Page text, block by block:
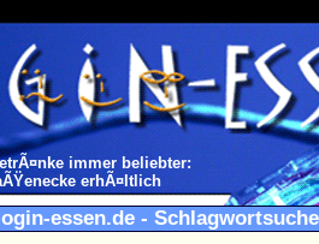
immer beliebter:
erhÃ¤ltlich
essen.de - Schlagwortsuche